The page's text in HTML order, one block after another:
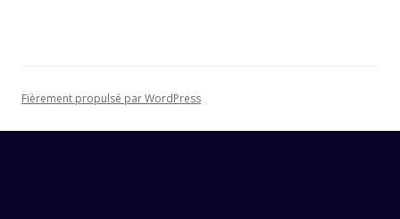
Fièrement propulsé par WordPress